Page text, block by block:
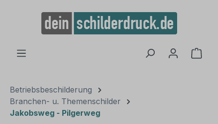
springen
Betriebsbeschilderung
Branchen- u. Themenschilder
Jakobsweg - Pilgerweg